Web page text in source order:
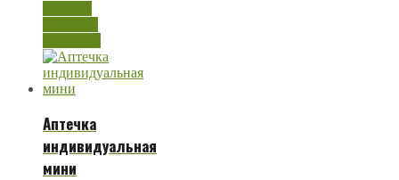
Аптечка
индивидуальная
мини